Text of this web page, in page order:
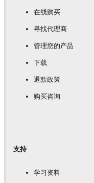
在线购买
寻找代理商
管理您的产品
下载
退款政策
购买咨询
支持
学习资料